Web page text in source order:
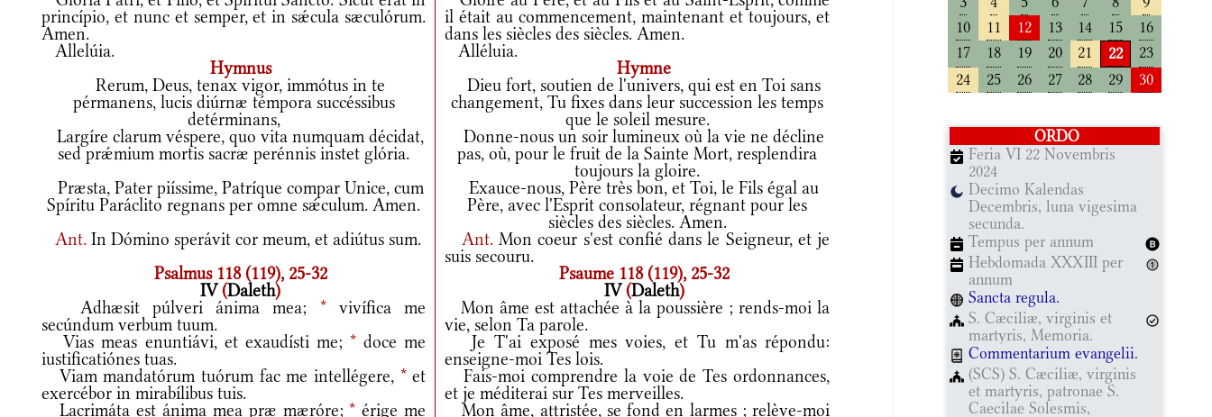
princípio, et nunc et semper, et in sǽcula sæculórum.
Amen.
il était au commencement, maintenant et toujours, et
dans les siècles des siècles. Amen.
Allelúia.
Alléluia.
Hymnus
Hymne
Rerum, Deus, tenax vigor, immótus in te
pérmanens, lucis diúrnæ témpora succéssibus
detérminans,
Dieu fort, soutien de l'univers, qui est en Toi sans
changement, Tu fixes dans leur succession les temps
que le soleil mesure.
Largíre clarum véspere, quo vita numquam décidat,
sed prǽmium mortis sacræ perénnis instet glória.
Donne-nous un soir lumineux où la vie ne décline
pas, où, pour le fruit de la Sainte Mort, resplendira
toujours la gloire.
Præsta, Pater piíssime, Patríque compar Unice, cum
Spíritu Paráclito regnans per omne sǽculum. Amen.
Exauce-nous, Père très bon, et Toi, le Fils égal au
Père, avec l'Esprit consolateur, régnant pour les
siècles des siècles. Amen.
Ant. In Dómino sperávit cor meum, et adiútus sum. Ant.Mon coeur s'est confié dans le Seigneur, et je
suis secouru.
Psalmus 118 (119), 25-32
Psaume 118 (119), 25-32
IV(Daleth) IV(Daleth)
Adhæsit púlveri ánima mea; *vivífica me
secúndum verbum tuum.
Mon âme est attachée à la poussière ; rends-moi la
vie, selon Ta parole.
Vias meas enuntiávi, et exaudísti me; *doce me
iustificatiónes tuas.
Je T'ai exposé mes voies, et Tu m'as répondu:
enseigne-moi Tes lois.
Viam mandatórum tuórum fac me intellégere, *et
exercébor in mirabílibus tuis.
Fais-moi comprendre la voie de Tes ordonnances,
et je méditerai sur Tes merveilles.
Lacrimáta est ánima mea præ mæróre; * érige me
Mon âme, attristée, se fond en larmes ; relève-moi
10
11 12 13 14 15
16
17
18 19 20 21 22
23
24
25 26 27 28 29 30
ORDO
Feria VI 22 Novembris
2024
Decimo Kalendas
Decembris, luna vigesima
secunda.
Tempus per annum
Hebdomada XXXIII per
annum
Sancta regula.
S. Cæciliæ, virginis et
martyris, Memoria.
Commentarium evangelii.
(SCS) S. Cæciliæ, virginis
et martyris, patronae S.
Caecilae Solesmis,